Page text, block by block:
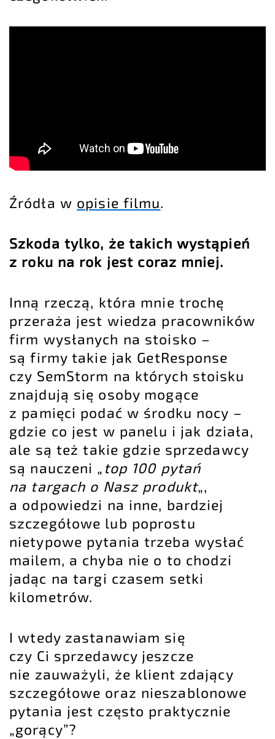
Źródła w opisie filmu.
Szkoda tylko, że takich wystąpień
z roku na rok jest coraz mniej.
Inną rzeczą, która mnie trochę
przeraża jest wiedza pracowników
firm wysłanych na stoisko –
są firmy takie jak GetResponse
czy SemStorm na których stoisku
znajdują się osoby mogące
z pamięci podać w środku nocy –
gdzie co jest w panelu i jak działa,
ale są też takie gdzie sprzedawcy
są nauczeni „ top 100 pytań
na targach o Nasz produkt„,
a odpowiedzi na inne, bardziej
szczegółowe lub poprostu
nietypowe pytania trzeba wysłać
mailem, a chyba nie o to chodzi
jadąc na targi czasem setki
kilometrów.
I wtedy zastanawiam się
czy Ci sprzedawcy jeszcze
nie zauważyli, że klient zdający
szczegółowe oraz nieszablonowe
pytania jest często praktycznie
„gorący”?